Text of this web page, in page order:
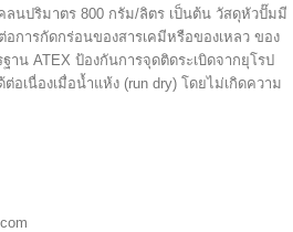
ลนปริมาตร 800 กรัม/ลิตร เป็นต้น วัสดุหัวปั๊มมี
การกัดกร่อนของสารเคมีหรือของเหลว ของ
าน ATEX ป้องกันการจุดติดระเบิดจากยุโรป
อเนื่องเมื่อน้ำแห้ง (run dry) โดยไม่เกิดความ